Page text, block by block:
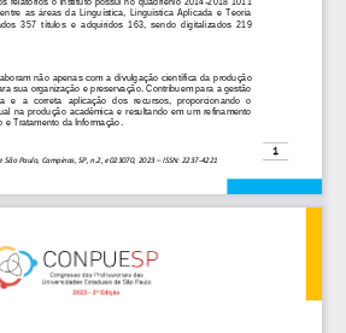
São Paulo, Campinas, SP, n.2, e023070, 2023 –ISSN: 2237-4221
1
as  áreas  da  Linguística,  Linguística  Aplicada  e  Teoria
357  títulos  e  adquiridos  163,  sendo  digitalizados  219
não  apenas  com  a  divulgação  científica  da  produção
sua organização e preservação. Contribuem para a gestão
e  a  correta  aplicação  dos  recursos,  proporcionando  o
na  produção  acadêmica  e  resultando  em  um  refinamento
e Tratamento da Informação.